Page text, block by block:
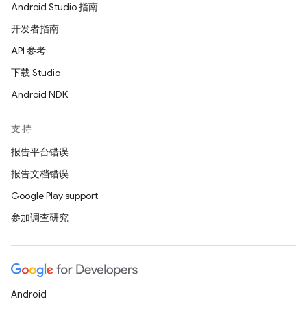
Android Studio 指南
开发者指南
API 参考
下载 Studio
Android NDK
支持
报告平台错误
报告文档错误
Google Play support
参加调查研究
Android